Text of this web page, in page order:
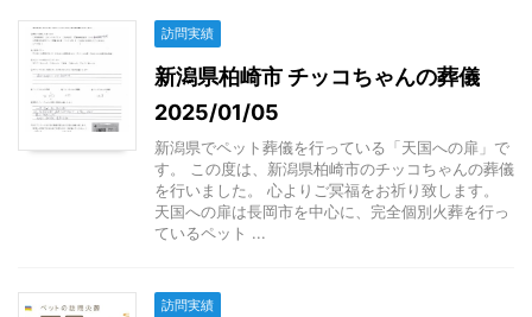
訪問実績
新潟県柏崎市 チッコちゃんの葬儀
2025/01/05
新潟県でペット葬儀を行っている「天国への扉」で
す。 この度は、新潟県柏崎市のチッコちゃんの葬儀
を行いました。 心よりご冥福をお祈り致します。
天国への扉は長岡市を中心に、完全個別火葬を行っ
ているペット ...
訪問実績